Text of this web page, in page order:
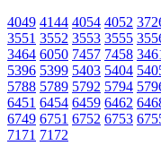
4049 4144 4054 4052
3551 3552 3553 3555
3464 6050 7457 7458
5396 5399 5403 5404
5788 5789 5792 5794
6451 6454 6459 6462
6749 6751 6752 6753
7171 7172